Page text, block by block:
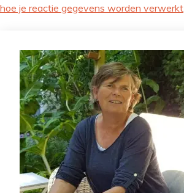
hoe je reactie gegevens worden verwerkt